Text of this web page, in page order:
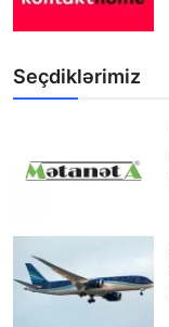
Seçdiklərimiz